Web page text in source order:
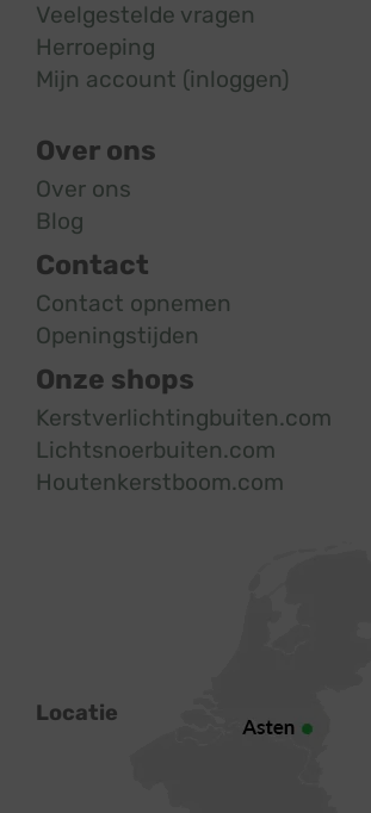
Veelgestelde vragen
Herroeping
Mijn account (inloggen)
Over ons
Over ons
Blog
Contact
Contact opnemen
Openingstijden
Onze shops
Kerstverlichtingbuiten.com
Lichtsnoerbuiten.com
Houtenkerstboom.com
Locatie